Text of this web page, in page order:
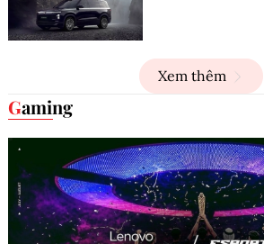
Xem thêm
Gaming